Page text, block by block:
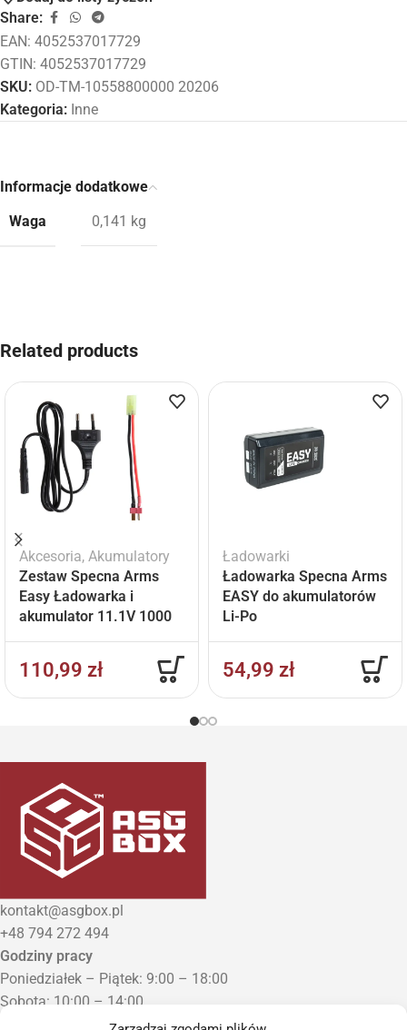
Share:
EAN: 4052537017729
GTIN: 4052537017729
SKU: OD-TM-10558800000 20206
Kategoria: Inne
Informacje dodatkowe
Waga
0,141 kg
Related products
Akcesoria, Akumulatory
Zestaw Specna Arms
Easy Ładowarka i
akumulator 11.1V 1000
110,99 zł
Ładowarki
Ładowarka Specna Arms
EASY do akumulatorów
Li-Po
54,99 zł
kontakt@asgbox.pl
+48 794 272 494
Godziny pracy
Poniedziałek – Piątek: 9:00 – 18:00
Sobota: 10:00 – 14:00
Niedziela: Zamknięte